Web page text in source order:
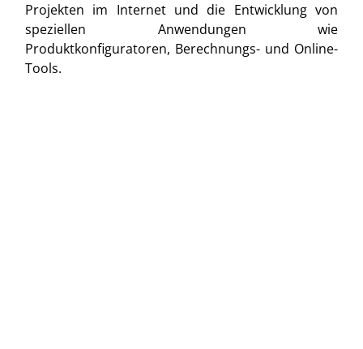
Projekten im Internet und die Entwicklung von
speziellen Anwendungen wie
Produktkonfiguratoren, Berechnungs- und Online-
Tools.